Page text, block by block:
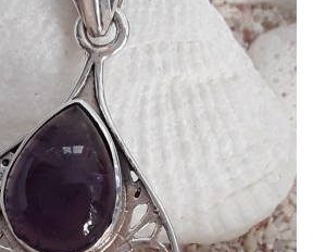
mon panier
APERÇU RAPIDE